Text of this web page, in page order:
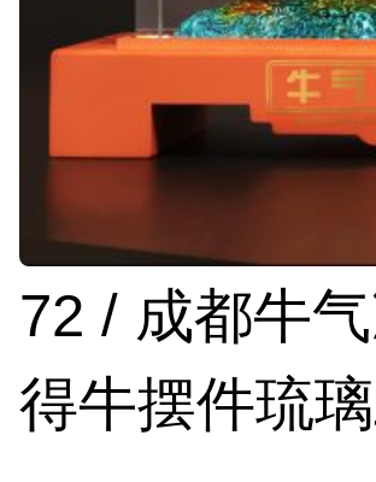
72 / 成都牛
得牛摆件琉